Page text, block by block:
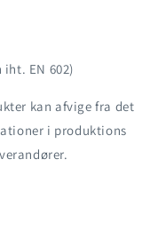
EN 602)
kan afvige fra det
i produktions